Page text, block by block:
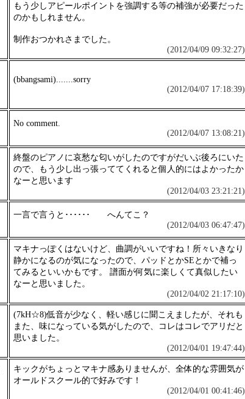
もう少しアピールポイントを強調する等の補強が必要だった
のかもしれません。
制作おつかれさまでした。
(2012/04/09 09:32:27)
(bbangsami).......sorry
(2012/04/07 17:18:39)
No comment.
(2012/04/07 13:08:21)
終盤のピアノに哀愁な匂いがしたのですがだいぶ後ろにいた
ので、もう少し出っ張っててくれると個人的にはよかったか
なーと思います
(2012/04/03 23:21:21)
一言で言うと･･････ へんてこ？
(2012/04/03 06:47:47)
マキナっぽくはないけど、曲調がいいですね！所々いきなり
静かになるのが気になったので、パッドとかSEとかで補っ
てみるといいかもです。 譜面が何気に楽しくて真似したい
なーと思いました。
(2012/04/02 21:17:10)
(7kH☆8)低音が少なく、軽い感じに聞こえましたが、それも
また、味になっている気がしたので、コレはコレでアリだと
思いました。
(2012/04/01 19:47:44)
キックがちょっとマキナ感ありませんが、全体的な雰囲気が
オールドスクール的で好みです！
(2012/04/01 00:41:46)